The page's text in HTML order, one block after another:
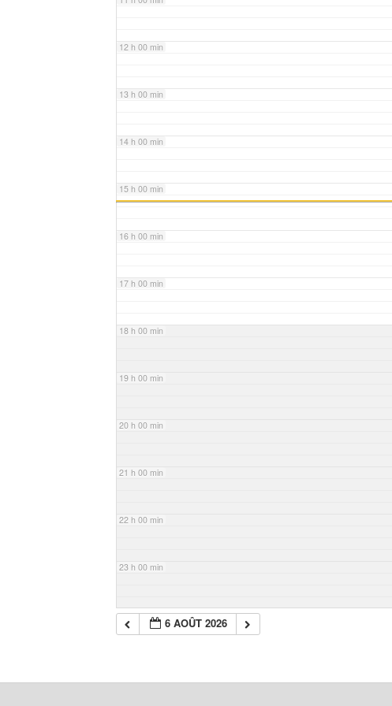
12 h 00 min
13 h 00 min
14 h 00 min
15 h 00 min
16 h 00 min
17 h 00 min
18 h 00 min
19 h 00 min
20 h 00 min
21 h 00 min
22 h 00 min
23 h 00 min
6 AOÛT 2026